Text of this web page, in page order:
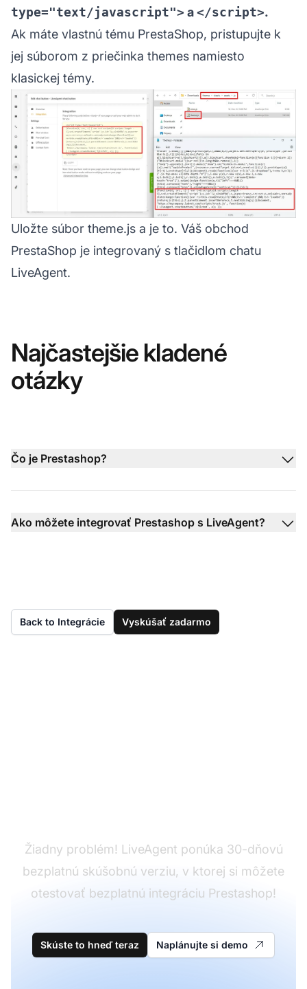
type="text/javascript"> a</script>.
Ak máte vlastnú tému PrestaShop, pristupujte k
jej súborom z priečinka themes namiesto
klasickej témy.
Uložte súbor theme.js a je to. Váš obchod
PrestaShop je integrovaný s tlačidlom chatu
LiveAgent.
Najčastejšie kladené
otázky
Čo je Prestashop?
Ako môžete integrovať Prestashop s LiveAgent?
Back to Integrácie Vyskúšať zadarmo
Žiadny problém! LiveAgent ponúka 30-dňovú
bezplatnú skúšobnú verziu, v ktorej si môžete
otestovať bezplatnú integráciu Prestashop!
Skúste to hneď teraz Naplánujte si demo